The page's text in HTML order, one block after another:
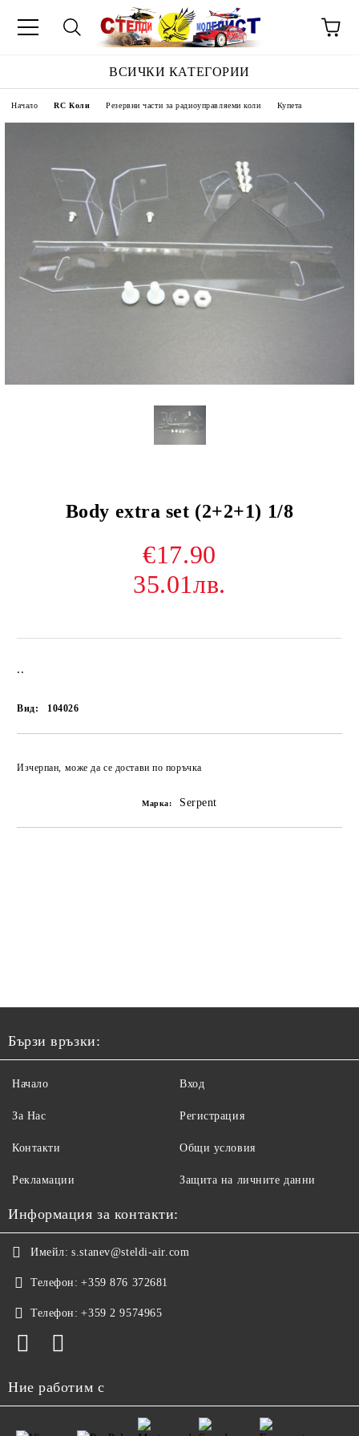
ВСИЧКИ КАТЕГОРИИ
Начало RC Коли Резервни части за радиоуправляеми коли Купета
Body extra set (2+2+1) 1/8
€17.90
35.01лв.
..
Вид: 104026
Изчерпан, може да се достави по поръчка
Марка: Serpent
Бързи връзки:
Начало
За Нас
Контакти
Рекламации
Вход
Регистрация
Общи условия
Защита на личните данни
Информация за контакти:
Имейл: s.stanev@steldi-air.com
Телефон: +359 876 372681
Телефон: +359 2 9574965
Ние работим с